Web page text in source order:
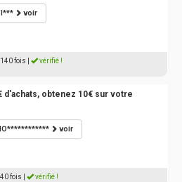
voir
140 fois vérifié !
d'achats, obtenez 10€ sur votre
voir
40 fois vérifié !